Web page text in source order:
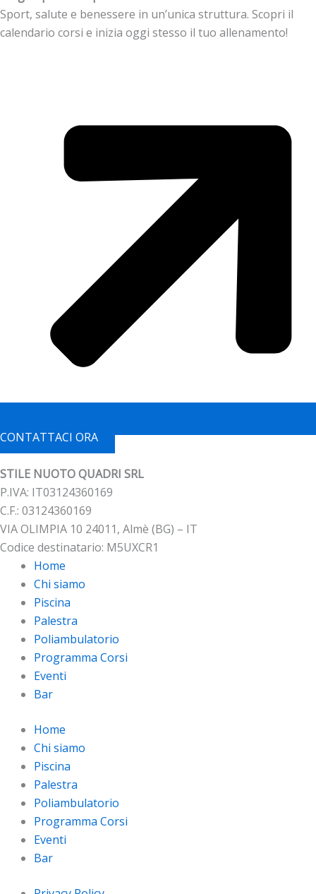
Sport, salute e benessere in un’unica struttura. Scopri il
calendario corsi e inizia oggi stesso il tuo allenamento!
CONTATTACI ORA
STILE NUOTO QUADRI SRL
P.IVA: IT03124360169
C.F.: 03124360169
VIA OLIMPIA 10 24011, Almè (BG) – IT
Codice destinatario: M5UXCR1
Home
Chi siamo
Piscina
Palestra
Poliambulatorio
Programma Corsi
Eventi
Bar
Home
Chi siamo
Piscina
Palestra
Poliambulatorio
Programma Corsi
Eventi
Bar